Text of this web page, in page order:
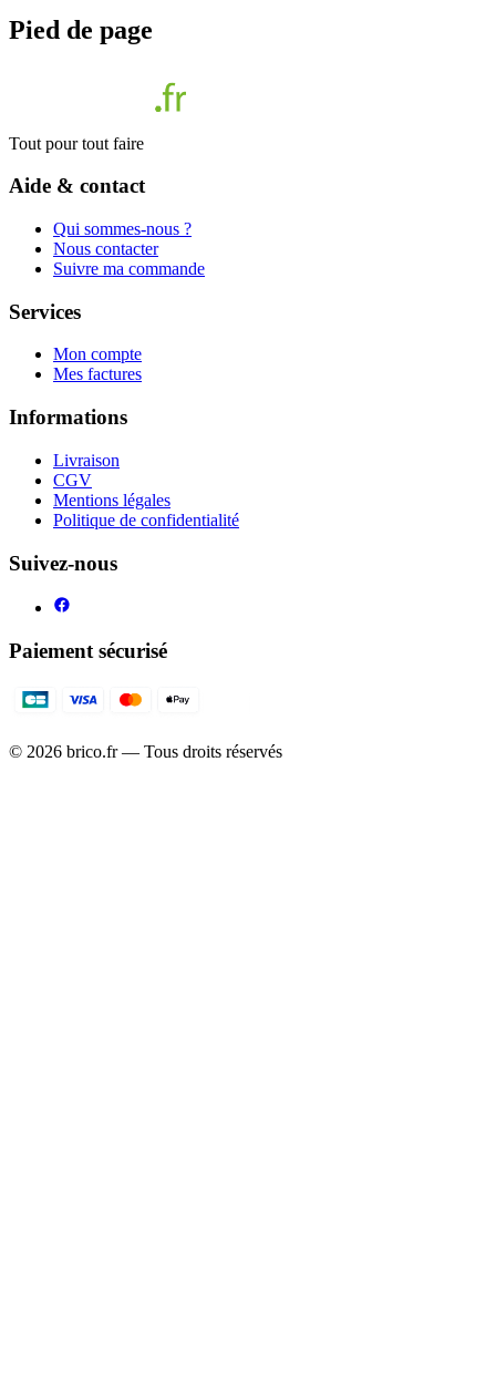
Pied de page
Tout pour tout faire
Aide & contact
Qui sommes-nous ?
Nous contacter
Suivre ma commande
Services
Mon compte
Mes factures
Informations
Livraison
CGV
Mentions légales
Politique de confidentialité
Suivez-nous
Paiement sécurisé
© 2026 brico.fr — Tous droits réservés